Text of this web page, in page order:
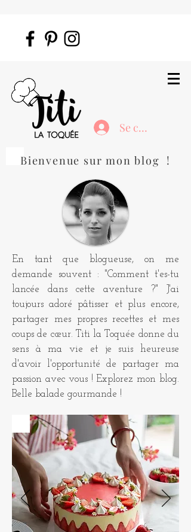
Se connecter
Bienvenue sur mon blog !
En tant que blogueuse, on me
demande souvent : "Comment t'es-tu
lancée dans cette aventure ?" J'ai
toujours adoré pâtisser et plus encore,
partager mes propres recettes et mes
coups de cœur. Titi la Toquée donne du
sens à ma vie et je suis heureuse
d'avoir l'opportunité de partager ma
passion avec vous ! Explorez mon blog.
Belle balade gourmande !